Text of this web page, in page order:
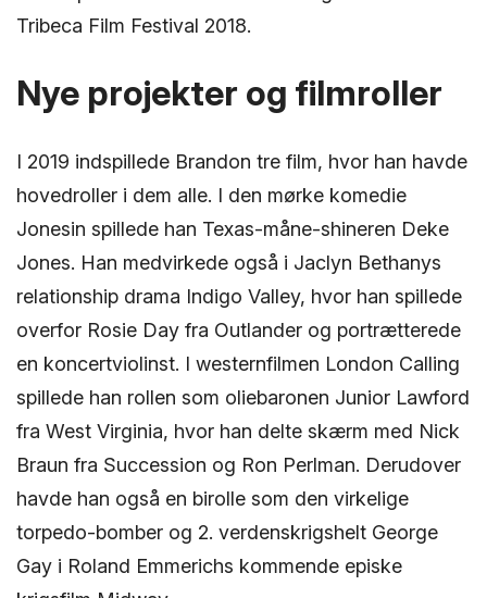
Tribeca Film Festival 2018.
Nye projekter og filmroller
I 2019 indspillede Brandon tre film, hvor han havde
hovedroller i dem alle. I den mørke komedie
Jonesin spillede han Texas-måne-shineren Deke
Jones. Han medvirkede også i Jaclyn Bethanys
relationship drama Indigo Valley, hvor han spillede
overfor Rosie Day fra Outlander og portrætterede
en koncertviolinst. I westernfilmen London Calling
spillede han rollen som oliebaronen Junior Lawford
fra West Virginia, hvor han delte skærm med Nick
Braun fra Succession og Ron Perlman. Derudover
havde han også en birolle som den virkelige
torpedo-bomber og 2. verdenskrigshelt George
Gay i Roland Emmerichs kommende episke